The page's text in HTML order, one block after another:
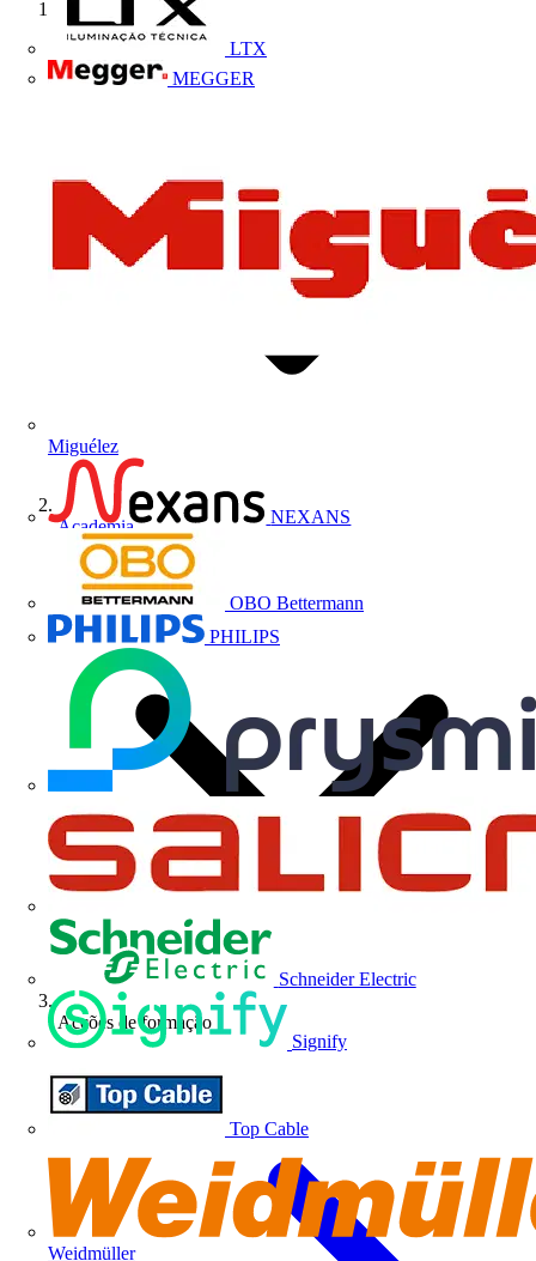
LTX
MEGGER
Miguélez
NEXANS
OBO Bettermann
PHILIPS
Schneider Electric
Signify
Top Cable
Weidmüller
Início
Academia
Acções de formação